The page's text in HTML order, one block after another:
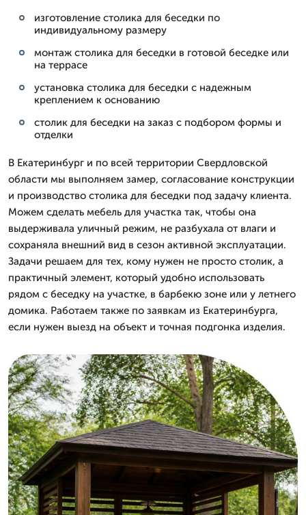
изготовление столика для беседки по
индивидуальному размеру
монтаж столика для беседки в готовой беседке или
на террасе
установка столика для беседки с надежным
креплением к основанию
столик для беседки на заказ с подбором формы и
отделки
В Екатеринбург и по всей территории Свердловской
области мы выполняем замер, согласование конструкции
и производство столика для беседки под задачу клиента.
Можем сделать мебель для участка так, чтобы она
выдерживала уличный режим, не разбухала от влаги и
сохраняла внешний вид в сезон активной эксплуатации.
Задачи решаем для тех, кому нужен не просто столик, а
практичный элемент, который удобно использовать
рядом с беседку на участке, в барбекю зоне или у летнего
домика. Работаем также по заявкам из Екатеринбурга,
если нужен выезд на объект и точная подгонка изделия.